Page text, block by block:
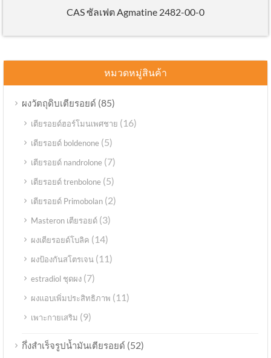
CAS ซัลเฟต Agmatine 2482-00-0
หมวดหมู่สินค้า
ผงวัตถุดิบเตียรอยด์ (85)
เตียรอยด์ฮอร์โมนเพศชาย (16)
เตียรอยด์ boldenone (5)
เตียรอยด์ nandrolone (7)
เตียรอยด์ trenbolone (5)
เตียรอยด์ Primobolan (2)
Masteron เตียรอยด์ (3)
ผงเตียรอยด์โบลิค (14)
ผงป้องกันสโตรเจน (11)
estradiol ชุดผง (7)
ผงแอบเพิ่มประสิทธิภาพ (11)
เพาะกายเสริม (9)
กึ่งสำเร็จรูปน้ำมันเตียรอยด์ (52)